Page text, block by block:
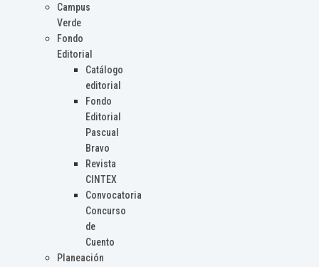
Campus
Verde
Fondo
Editorial
Catálogo
editorial
Fondo
Editorial
Pascual
Bravo
Revista
CINTEX
Convocatoria
Concurso
de
Cuento
Planeación